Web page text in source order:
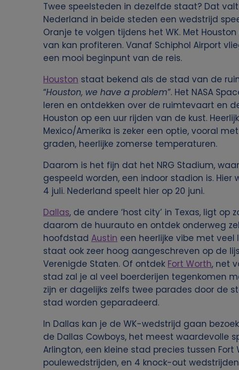
Twee speelsteden in dezelfde staat? Dat
Nederland in beide steden een wedstrijd
Oranje te volgen tijdens het WK. Met
van kan profiteren. Vanaf Schiphol Airport
een mooi beginpunt van de reis.
Houston staat bekend als de stad van de
“Houston, we have a problem”. Het NASA
leren en ontdekken over de ruimtevaart en
Houston op een uur rijden van de kust.
Mexico/Amerika is zeker een optie, vooral
graden, heerlijke zomerse temperaturen.
Daarom is het fijn dat het NRG Stadium,
gespeeld worden, een indoor stadion is.
4 juli. Nederland speelt hier op 20 juni.
Dallas, de andere ‘host city’ in Texas, ligt op
daarom de huurauto en ontdek onderweg
hoofdstad Austin een heerlijke vibe met
staat ook zeer hoog aangeschreven op de
Verenigde Staten. Of ontdek Fort Worth, net
stad zal je al veel boerderijen tegenkomen
zijn er dagelijks zelfs twee parades door de
stad worden geparadeerd.
In Dallas kan je de WK-wedstrijd gaan
de Dallas Cowboys, het meest waardevolle
Arlington, een kleine stad precies tussen Fort
poulewedstrijden, en 4 knock-out